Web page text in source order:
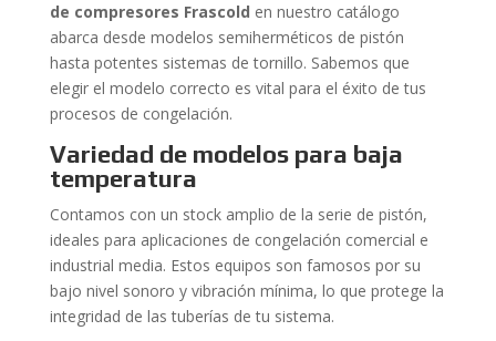
de compresores Frascold en nuestro catálogo
abarca desde modelos semiherméticos de pistón
hasta potentes sistemas de tornillo. Sabemos que
elegir el modelo correcto es vital para el éxito de tus
procesos de congelación.
Variedad de modelos para baja
temperatura
Contamos con un stock amplio de la serie de pistón,
ideales para aplicaciones de congelación comercial e
industrial media. Estos equipos son famosos por su
bajo nivel sonoro y vibración mínima, lo que protege la
integridad de las tuberías de tu sistema.